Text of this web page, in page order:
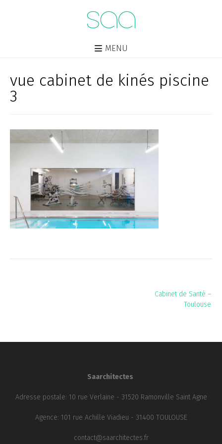
MENU
vue cabinet de kinés piscine
3
Cabinet de Santé –
Toulouse
Saarchitectes
Adresse postale: 10 rue Verlaine - 31520 Ramonville Saint Agne
Agence: 101 rue Achille Viadieu - 31400 TOULOUSE
contact@saarchitectes.fr